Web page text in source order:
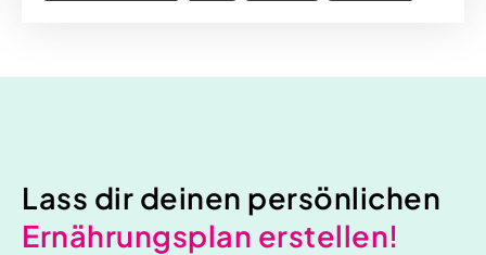
Lass dir deinen persönlichen
Ernährungsplan erstellen!